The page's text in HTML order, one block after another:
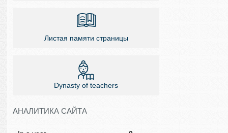
Листая памяти страницы
Dynasty of teachers
АНАЛИТИКА САЙТА